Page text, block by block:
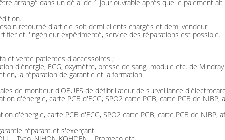
arrangé dans un délai de 1 jour ouvrable après que le paiement ait
retourné d'article soit demi clients chargés et demi vendeur.
et l'ingénieur expérimenté, service des réparations est possible.
et vente patientes d'accessoires ;
d'énergie, ECG, oxymètre, presse de sang, module etc. de
la réparation de garantie et la formation.
de moniteur d'OEUFS de défibrillateur de surveillance
d'énergie, carte PCB d'ECG, SPO2 carte PCB, carte PCB de
d'énergie, carte PCB d'ECG, SPO2 carte PCB, carte PCB de NIBP,
réparant et s'exerçant.